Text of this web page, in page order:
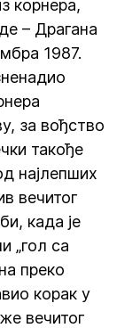
корнера,
– Драгана
1987.
за вођство
такође
најлепших
вечитог
када је
„гол са
преко
корак у
вечитог